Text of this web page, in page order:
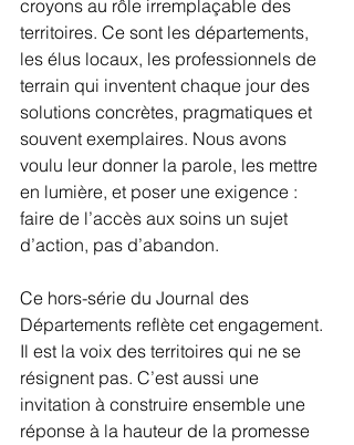
croyons au rôle irremplaçable des
territoires. Ce sont les départements,
les élus locaux, les professionnels de
terrain qui inventent chaque jour des
solutions concrètes, pragmatiques et
souvent exemplaires. Nous avons
voulu leur donner la parole, les mettre
en lumière, et poser une exigence :
faire de l’accès aux soins un sujet
d’action, pas d’abandon.
Ce hors-série du Journal des
Départements reflète cet engagement.
Il est la voix des territoires qui ne se
résignent pas. C’est aussi une
invitation à construire ensemble une
réponse à la hauteur de la promesse